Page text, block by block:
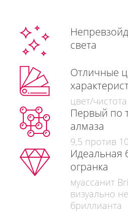
света
Отличные
цвет/
Первый по
алмаза
9,5 против 10
Идеальная
огранка
муассанит
визуально
бриллианта